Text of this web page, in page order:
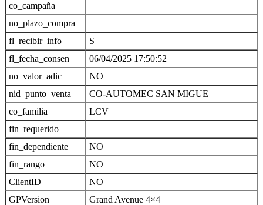
co_campaña
no_plazo_compra
fl_recibir_info
S
fl_fecha_consen
06/04/2025 17:50:52
no_valor_adic
NO
nid_punto_venta
CO-AUTOMEC SAN MIGUE
co_familia
LCV
fin_requerido
fin_dependiente
NO
fin_rango
NO
ClientID
NO
GPVersion
Grand Avenue 4×4